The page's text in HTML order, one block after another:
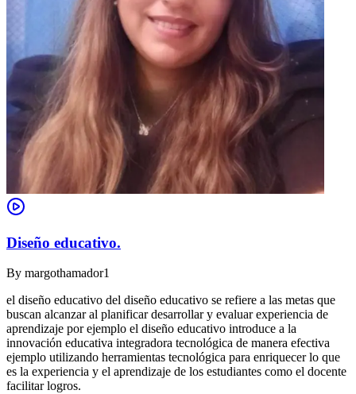
Diseño educativo.
By margothamador1
el diseño educativo del diseño educativo se refiere a las metas que
buscan alcanzar al planificar desarrollar y evaluar experiencia de
aprendizaje por ejemplo el diseño educativo introduce a la
innovación educativa integradora tecnológica de manera efectiva
ejemplo utilizando herramientas tecnológica para enriquecer lo que
es la experiencia y el aprendizaje de los estudiantes como el docente
facilitar logros.